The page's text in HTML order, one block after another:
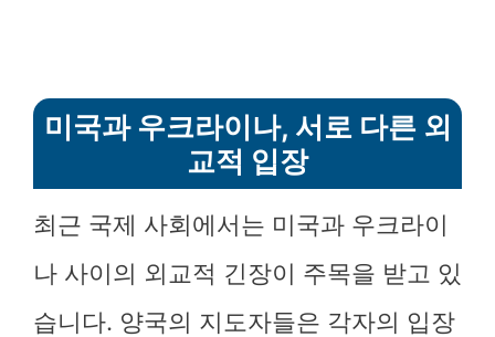
미국과 우크라이나, 서로 다른 외
교적 입장
최근 국제 사회에서는 미국과 우크라이
나 사이의 외교적 긴장이 주목을 받고 있
습니다. 양국의 지도자들은 각자의 입장